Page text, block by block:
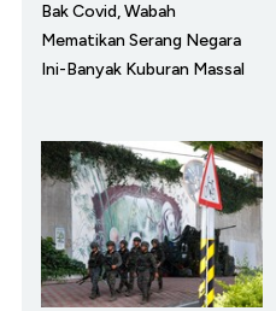
Bak Covid, Wabah
Mematikan Serang Negara
Ini-Banyak Kuburan Massal